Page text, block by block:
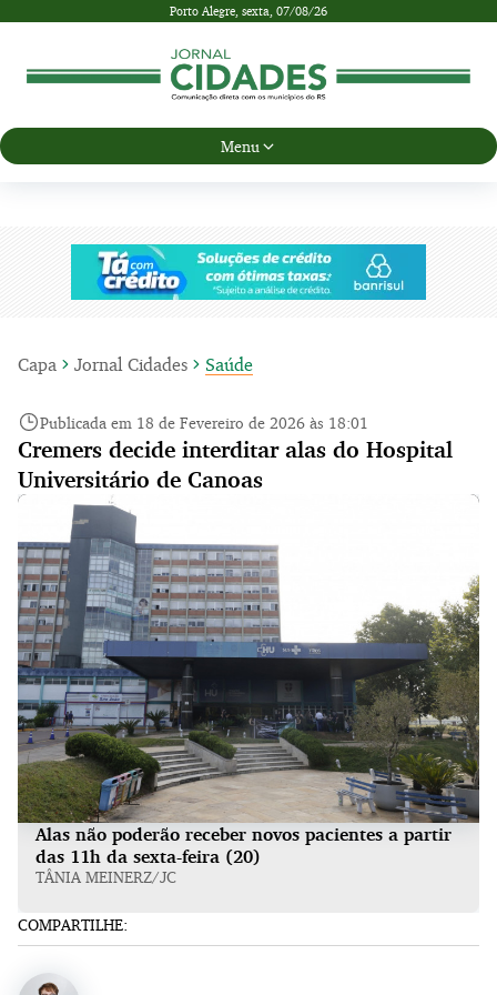
Porto Alegre, sexta, 07/08/26
Menu
Capa Jornal Cidades Saúde
Publicada em 18 de Fevereiro de 2026 às 18:01
Cremers decide interditar alas do Hospital
Universitário de Canoas
Alas não poderão receber novos pacientes a partir
das 11h da sexta-feira (20)
TÂNIA MEINERZ/JC
COMPARTILHE: